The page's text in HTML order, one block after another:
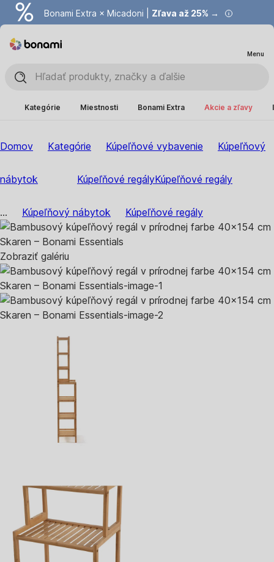
Bonami Extra × Micadoni | Zľava až 25% →
Menu
Kategórie Miestnosti Bonami Extra Akcie a zľavy
Domov Kategórie Kúpeľňové vybavenie Kúpeľňový
nábytok Kúpeľňové regályKúpeľňové regály
... Kúpeľňový nábytok Kúpeľňové regály
Zobraziť galériu